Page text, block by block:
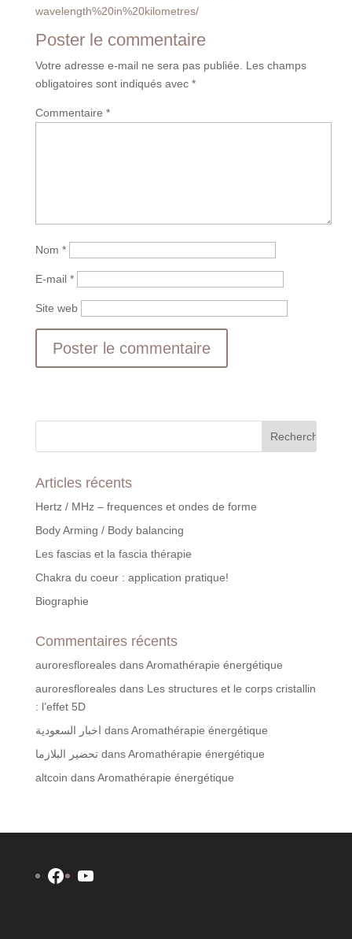
wavelength%20in%20kilometres/
Poster le commentaire
Votre adresse e-mail ne sera pas publiée.
Les champs
obligatoires sont indiqués avec *
Commentaire *
Nom *
E-mail *
Site web
Articles récents
Hertz / MHz – frequences et ondes de forme
Body Arming / Body balancing
Les fascias et la fascia thérapie
Chakra du coeur : application pratique!
Biographie
Commentaires récents
auroresflorealesdansAromathérapie énergétique
auroresflorealesdans Les structures et le corps cristallin
: l’effet 5D
اخبار السعودية dansAromathérapie énergétique
تحضير البلازماdansAromathérapie énergétique
altcoin dansAromathérapie énergétique
Facebook
YouTube